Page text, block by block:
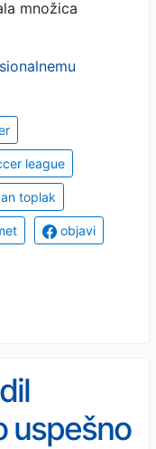
množica
league
toplak
objavi
uspešno